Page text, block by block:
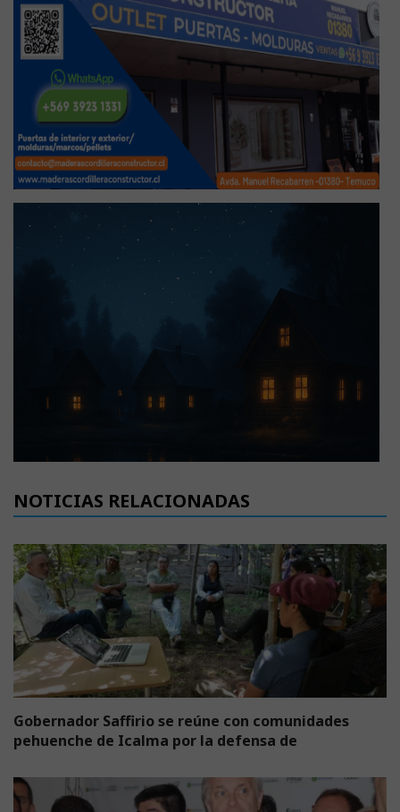
NOTICIAS RELACIONADAS
Gobernador Saffirio se reúne con comunidades
pehuenche de Icalma por la defensa de